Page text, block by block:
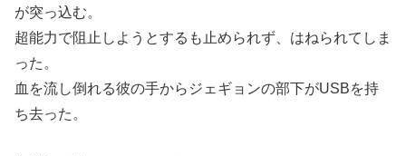
が突っ込む。
超能力で阻止しようとするも止められず、はねられてしま
った。
血を流し倒れる彼の手からジェギョンの部下がUSBを持
ち去った。